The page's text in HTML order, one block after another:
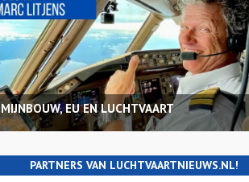
MIJNBOUW, EU EN LUCHTVAART
PARTNERS VAN LUCHTVAARTNIEUWS.NL!